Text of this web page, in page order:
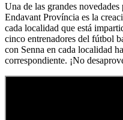
Una de las grandes
Endavant Província es la
cada localidad que está
cinco entrenadores del fútbol
con Senna en cada localidad
correspondiente. ¡No